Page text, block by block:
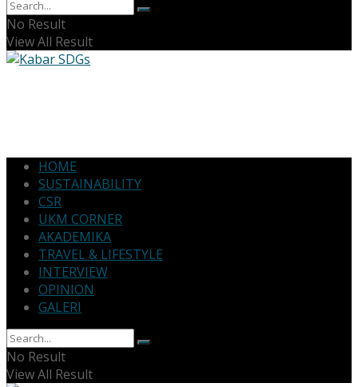
No Result
View All Result
HOME
SUSTAINABILITY
CSR
UKM CORNER
AKADEMIKA
TRAVEL & LIFESTYLE
INTERVIEW
OPINION
GALERI
No Result
View All Result